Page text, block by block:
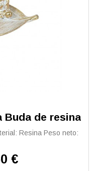
Buda de resina
Resina Peso neto:
€